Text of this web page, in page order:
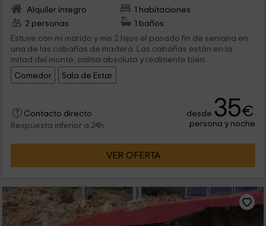
Alquiler íntegro
1 habitaciones
2 personas
1 baños
Estuve con mi marido y mis 2 hijos el pasado fin de semana en
una de las cabañas de madera. Las cabañas están en la
mitad del monte, calma absoluta y realmente bien
pertrechadas. Cenamos los un par de días en Casa Fausto:
cena riquísima tanto para pequeños para adultos. Trato
Comedor Sala de Estar
Contacto directo
Respuesta inferior a 24h
desde 35€
persona y noche
VER OFERTA